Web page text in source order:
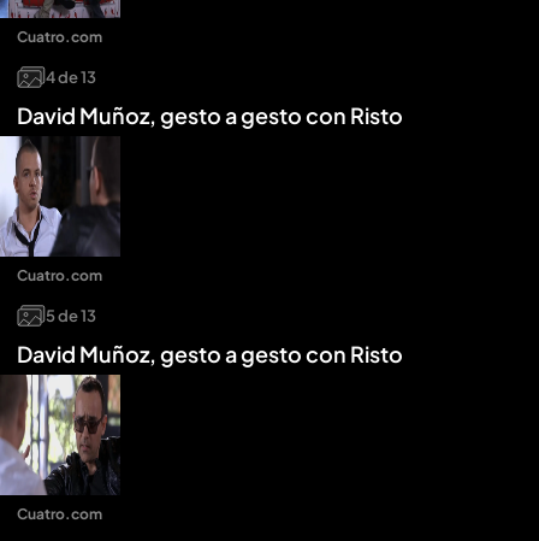
4de13
David Muñoz, gesto a gesto con Risto
Cuatro.com
5de13
David Muñoz, gesto a gesto con Risto
Cuatro.com
Cuatro.com